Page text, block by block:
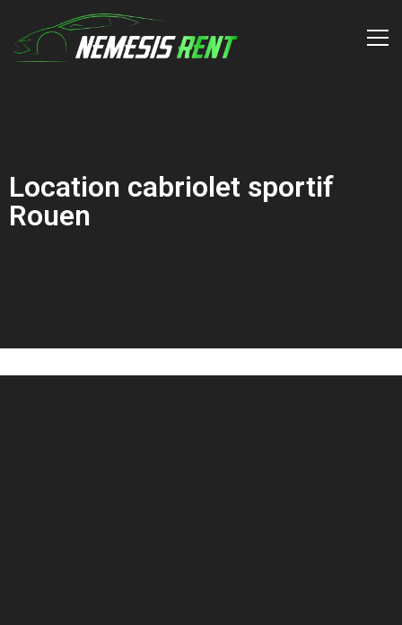
Location cabriolet sportif
Rouen